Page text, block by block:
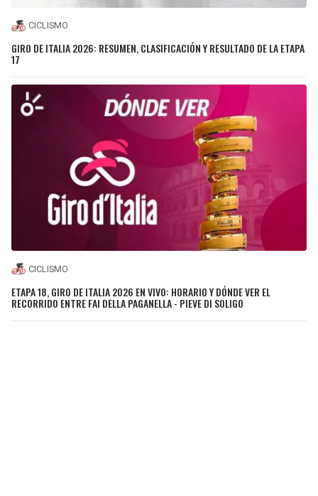
CICLISMO
GIRO DE ITALIA 2026: RESUMEN, CLASIFICACIÓN Y RESULTADO DE LA ETAPA
17
CICLISMO
ETAPA 18, GIRO DE ITALIA 2026 EN VIVO: HORARIO Y DÓNDE VER EL
RECORRIDO ENTRE FAI DELLA PAGANELLA - PIEVE DI SOLIGO